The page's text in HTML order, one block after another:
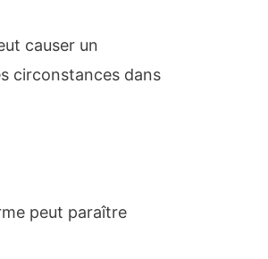
causer un
circonstances dans
peut paraître